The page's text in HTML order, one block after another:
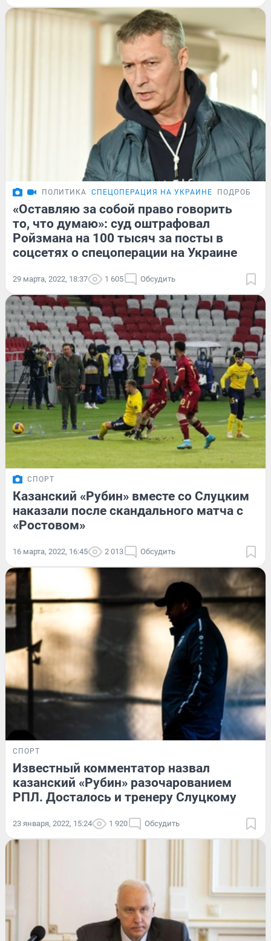
ПОЛИТИКА СПЕЦОПЕРАЦИЯ НА УКРАИНЕ
«Оставляю за собой право говорить
то, что думаю»: суд оштрафовал
Ройзмана на 100 тысяч за посты в
соцсетях о спецоперации на Украине
29 марта, 2022, 18:37 1 605 Обсудить
СПОРТ
Казанский «Рубин» вместе со Слуцким
наказали после скандального матча с
«Ростовом»
16 марта, 2022, 16:45 2 013 Обсудить
СПОРТ
Известный комментатор назвал
казанский «Рубин» разочарованием
РПЛ. Досталось и тренеру Слуцкому
23 января, 2022, 15:24 1 920 Обсудить